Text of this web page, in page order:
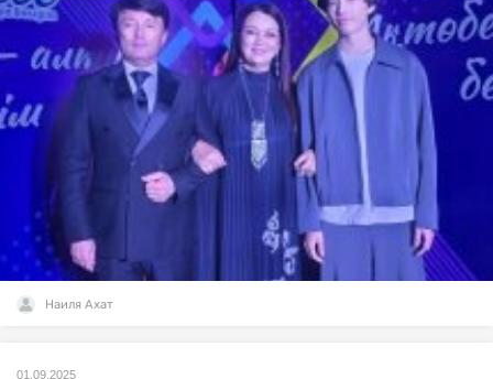
Наиля Ахат
01.09.2025